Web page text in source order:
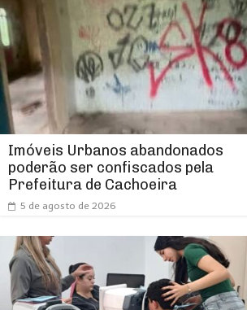
Imóveis Urbanos abandonados
poderão ser confiscados pela
Prefeitura de Cachoeira
5 de agosto de 2026